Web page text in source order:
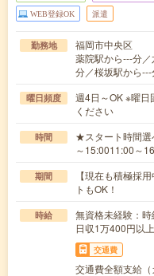
WEB登録OK 派遣
勤務地
福岡市中央区
薬院駅から---分
分／桜坂駅から---
曜日頻度
週4日～OK ※曜日
ください
時間
★スタート時間選
～15:0011:00～
期間
【現在も積極採
トもOK！
時給
無資格未経験：
日収1万400円以上
交通費
交通費全額支給（